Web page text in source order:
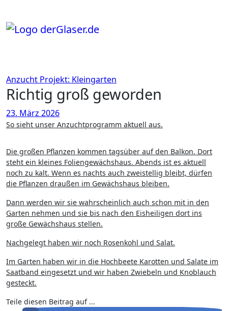
springen
Anzucht Projekt: Kleingarten
Richtig groß geworden
23. März 2026
So sieht unser Anzuchtprogramm aktuell aus.
Die großen Pflanzen kommen tagsüber auf den Balkon. Dort
steht ein kleines Foliengewächshaus. Abends ist es aktuell
noch zu kalt. Wenn es nachts auch zweistellig bleibt, dürfen
die Pflanzen draußen im Gewächshaus bleiben.
Dann werden wir sie wahrscheinlich auch schon mit in den
Garten nehmen und sie bis nach den Eisheiligen dort ins
große Gewächshaus stellen.
Nachgelegt haben wir noch Rosenkohl und Salat.
Im Garten haben wir in die Hochbeete Karotten und Salate im
Saatband eingesetzt und wir haben Zwiebeln und Knoblauch
gesteckt.
Teile diesen Beitrag auf ...